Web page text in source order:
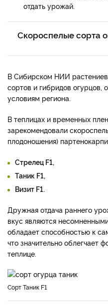
отдать урожай.
Скороспелые сорта
В Сибирском НИИ
сортов и гибридов
условиям региона.
В теплицах и временных
зарекомендовали
плодоношения)
Стрелец F1,
Таник F1,
Визит F1.
Дружная отдача раннего
вкус являются
обладает способностью к
что значительно облегчает
теплице.
Сорт Таник F1